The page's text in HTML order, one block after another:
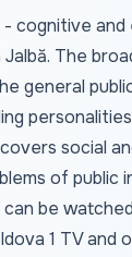
- cognitive and
Jalbă. The
general
social
of public
can be
1 TV and